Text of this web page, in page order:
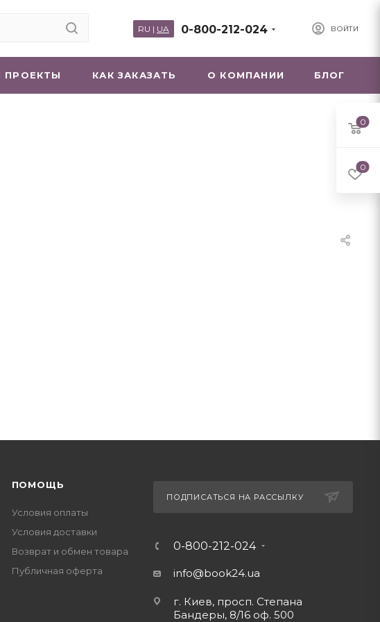
ВОЙТИ
0-800-212-024
RU | UA
ПРОЕКТЫ КАК ЗАКАЗАТЬ О КОМПАНИИ БЛОГ
ПОМОЩЬ
Условия оплаты
Условия доставки
Возврат и обмен товара
Публичная оферта
ПОДПИСАТЬСЯ НА РАССЫЛКУ
0-800-212-024
info@book24.ua
г. Киев, просп. Степана
Бандеры, 8/16 оф. 500
0
0